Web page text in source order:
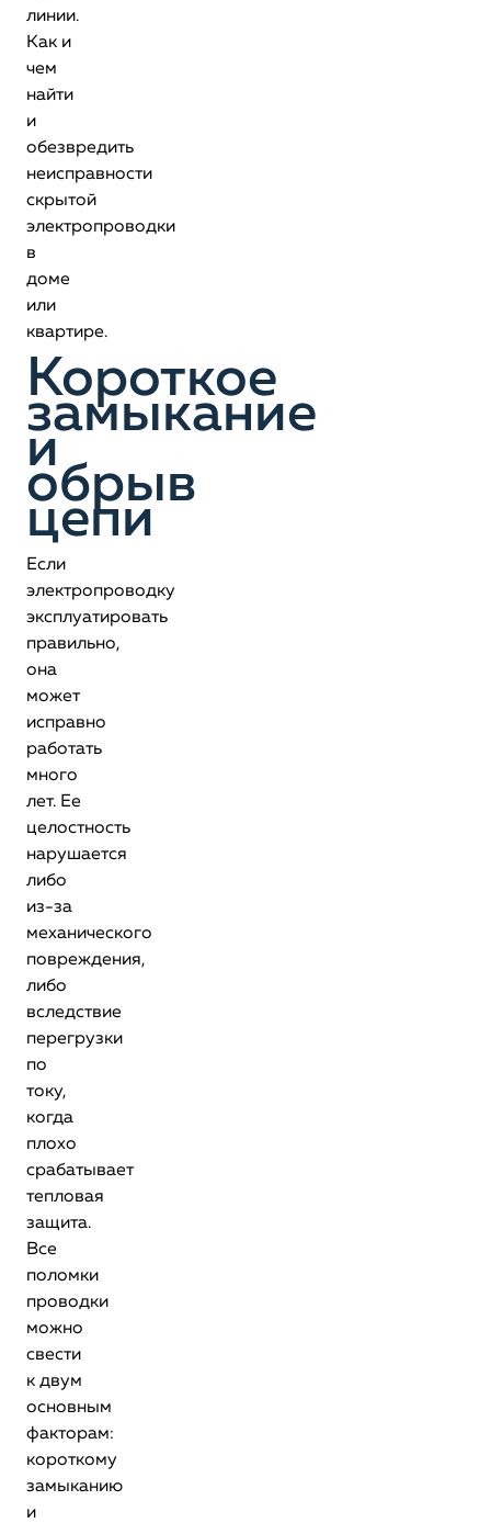
линии.
Как и
чем
найти
и
обезвредить
неисправности
скрытой
электропроводки
в
доме
или
квартире.
Короткое
замыкание
и
обрыв
цепи
Если
электропроводку
эксплуатировать
правильно,
она
может
исправно
работать
много
лет. Ее
целостность
нарушается
либо
из-за
механического
повреждения,
либо
вследствие
перегрузки
по
току,
когда
плохо
срабатывает
тепловая
защита.
Все
поломки
проводки
можно
свести
к двум
основным
факторам:
короткому
замыканию
и